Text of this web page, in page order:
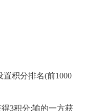
置积分排名(前1000
3积分;输的一方获